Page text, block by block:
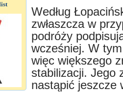
Według
zwłaszcza w
podróży
wcześniej. W
więc większego
stabilizacji. Jego
nastąpić jeszcze